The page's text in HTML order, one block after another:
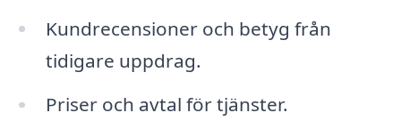
Kundrecensioner och betyg från
tidigare uppdrag.
Priser och avtal för tjänster.